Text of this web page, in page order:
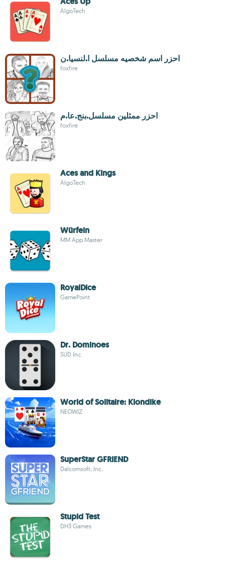
AlgoTech
احزر اسم شخصيه مسلسل ا.لنسيا.ن
foxfire
احزر ممثلين مسلسل.بنج.عا.م
foxfire
Aces and Kings
AlgoTech
Würfeln
MM App Master
RoyalDice
GamePoint
Dr. Dominoes
SUD Inc.
World of Solitaire: Klondike
NEOWIZ
SuperStar GFRIEND
Dalcomsoft, Inc.
Stupid Test
DH3 Games